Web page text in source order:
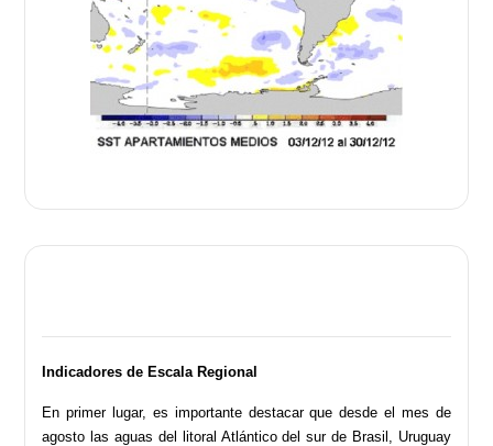
Indicadores de Escala Regional
En primer lugar, es importante destacar que desde el mes de
agosto las aguas del litoral Atlántico del sur de Brasil, Uruguay